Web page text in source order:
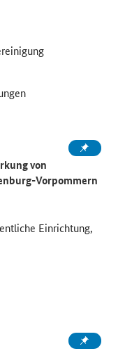
von
Vorpommern
Einrichtung,